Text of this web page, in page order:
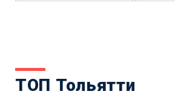
ТОП Тольятти